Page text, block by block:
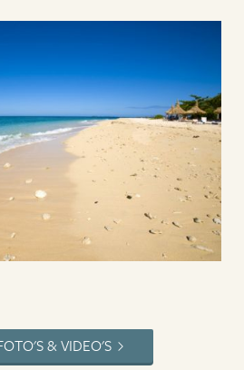
& VIDEO'S